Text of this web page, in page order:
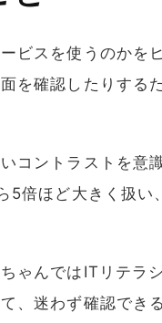
ビスを使うのかを
を確認したりする
コントラストを意
5倍ほど大きく扱い
ゃんではITリテラ
、迷わず確認でき